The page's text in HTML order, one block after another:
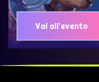
Vai all'evento